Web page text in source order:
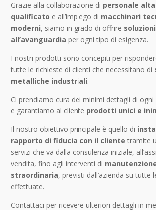
Grazie alla collaborazione di personale
qualificato e all’impiego di macchinari
moderni, siamo in grado di offrire soluzioni
all’avanguardia per ogni tipo di esigenza.
I nostri prodotti sono concepiti per
tutte le richieste di clienti che necessitano di
metalliche industriali.
Ci prendiamo cura dei minimi dettagli di
e garantiamo al cliente prodotti unici e
Il nostro obiettivo principale è quello di
rapporto di fiducia con il cliente tramite
servizi che va dalla consulenza iniziale,
vendita, fino agli interventi di
straordinaria, previsti dall’azienda su tutte
effettuate.
Contattaci per ricevere ulteriori dettagli in